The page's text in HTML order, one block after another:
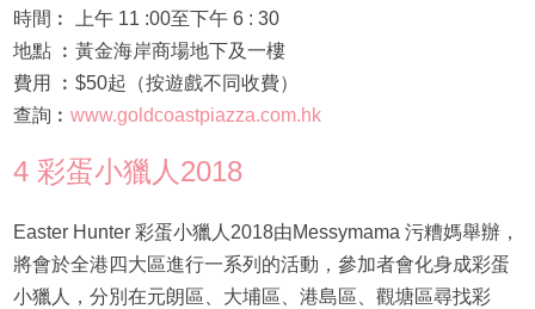
時間︰ 上午 11 :00至下午 6 : 30
地點 ︰黃金海岸商場地下及一樓
費用 ︰$50起（按遊戲不同收費）
查詢︰ www.goldcoastpiazza.com.hk
4 彩蛋小獵人2018
Easter Hunter 彩蛋小獵人2018由Messymama 污糟媽舉辦，
將會於全港四大區進行一系列的活動，參加者會化身成彩蛋
小獵人，分別在元朗區、大埔區、港島區、觀塘區尋找彩